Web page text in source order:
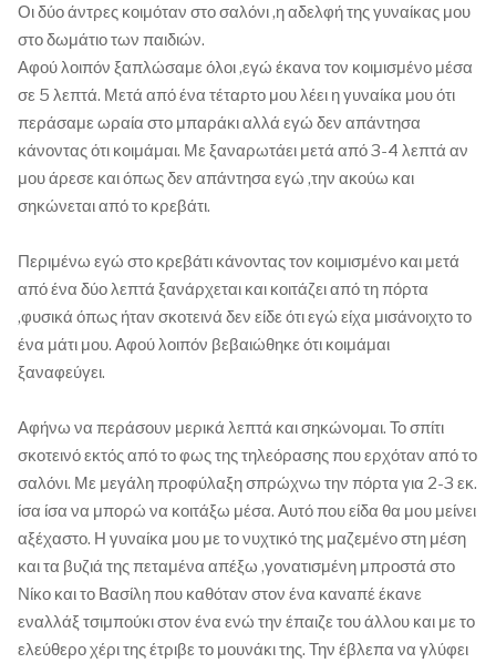
Οι δύο άντρες κοιμόταν στο σαλόνι ,η αδελφή της γυναίκας μου
στο δωμάτιο των παιδιών.
Αφού λοιπόν ξαπλώσαμε όλοι ,εγώ έκανα τον κοιμισμένο μέσα
σε 5 λεπτά. Μετά από ένα τέταρτο μου λέει η γυναίκα μου ότι
περάσαμε ωραία στο μπαράκι αλλά εγώ δεν απάντησα
κάνοντας ότι κοιμάμαι. Με ξαναρωτάει μετά από 3-4 λεπτά αν
μου άρεσε και όπως δεν απάντησα εγώ ,την ακούω και
σηκώνεται από το κρεβάτι.
Περιμένω εγώ στο κρεβάτι κάνοντας τον κοιμισμένο και μετά
από ένα δύο λεπτά ξανάρχεται και κοιτάζει από τη πόρτα
,φυσικά όπως ήταν σκοτεινά δεν είδε ότι εγώ είχα μισάνοιχτο το
ένα μάτι μου. Αφού λοιπόν βεβαιώθηκε ότι κοιμάμαι
ξαναφεύγει.
Αφήνω να περάσουν μερικά λεπτά και σηκώνομαι. Το σπίτι
σκοτεινό εκτός από το φως της τηλεόρασης που ερχόταν από το
σαλόνι. Με μεγάλη προφύλαξη σπρώχνω την πόρτα για 2-3 εκ.
ίσα ίσα να μπορώ να κοιτάξω μέσα. Αυτό που είδα θα μου μείνει
αξέχαστο. Η γυναίκα μου με το νυχτικό της μαζεμένο στη μέση
και τα βυζιά της πεταμένα απέξω ,γονατισμένη μπροστά στο
Νίκο και το Βασίλη που καθόταν στον ένα καναπέ έκανε
εναλλάξ τσιμπούκι στον ένα ενώ την έπαιζε του άλλου και με το
ελεύθερο χέρι της έτριβε το μουνάκι της. Την έβλεπα να γλύφει